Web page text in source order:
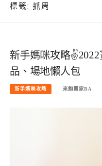
標籤: 抓周
新手媽咪攻略
品、場地懶人包
新手媽咪攻略 來飽寶家BA